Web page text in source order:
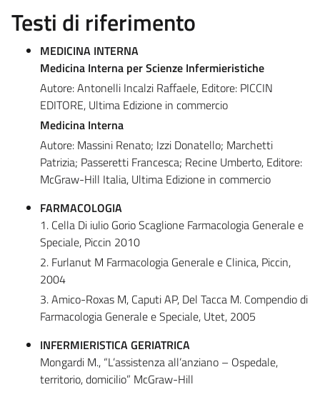
Testi di riferimento
MEDICINA INTERNA
Medicina Interna per Scienze Infermieristiche
Autore: Antonelli Incalzi Raffaele, Editore: PICCIN
EDITORE, Ultima Edizione in commercio
Medicina Interna
Autore: Massini Renato; Izzi Donatello; Marchetti
Patrizia; Passeretti Francesca; Recine Umberto, Editore:
McGraw-Hill Italia, Ultima Edizione in commercio
FARMACOLOGIA
1. Cella Di iulio Gorio Scaglione Farmacologia Generale e
Speciale, Piccin 2010
2. Furlanut M Farmacologia Generale e Clinica, Piccin,
2004
3. Amico-Roxas M, Caputi AP, Del Tacca M. Compendio di
Farmacologia Generale e Speciale, Utet, 2005
INFERMIERISTICA GERIATRICA
Mongardi M., “L’assistenza all’anziano – Ospedale,
territorio, domicilio” McGraw-Hill